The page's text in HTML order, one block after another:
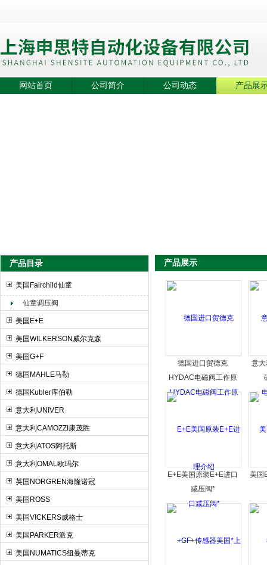
上海申思特自动化设备有限公司
网站首页 公司简介 公司动态 产品展
产品目录
美国Fairchild仙童
仙童调压阀
美国E+E
美国WILKERSON威尔克森
美国G+F
德国MAHLE马勒
德国Kubler库伯勒
意大利UNIVER
意大利CAMOZZI康茂胜
意大利ATOS阿托斯
意大利OMAL欧玛尔
英国NORGREN海隆诺冠
美国ROSS
美国VICKERS威格士
美国PARKER派克
美国NUMATICS纽曼蒂克
产品展示
德国进口贺德克
HYDAC电磁阀工作原
理介绍
意
E+E美国原装E+E进口
减压阀*
美国